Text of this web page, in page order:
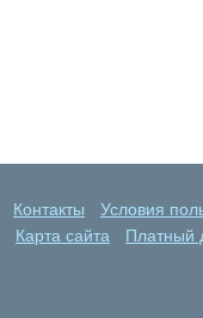
Контакты
Условия
Карта сайта Платный